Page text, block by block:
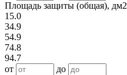
Площадь защиты (общая), дм2
15.0
34.9
54.9
74.8
94.7
от
до